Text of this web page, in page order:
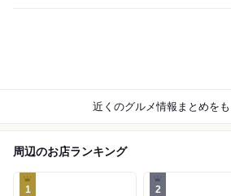
近くのグルメ情報まとめを
周辺のお店ランキング
1 2